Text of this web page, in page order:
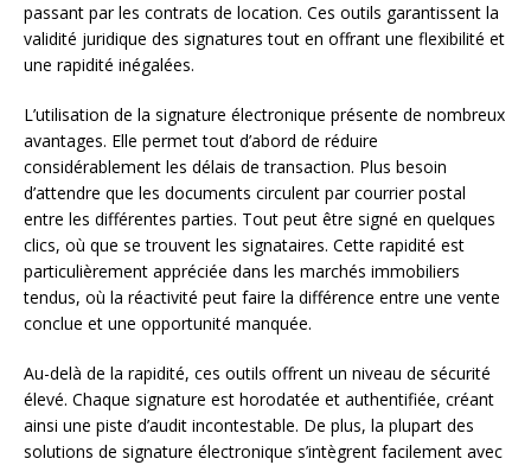
passant par les contrats de location. Ces outils garantissent la
validité juridique des signatures tout en offrant une flexibilité et
une rapidité inégalées.
L’utilisation de la signature électronique présente de nombreux
avantages. Elle permet tout d’abord de réduire
considérablement les délais de transaction. Plus besoin
d’attendre que les documents circulent par courrier postal
entre les différentes parties. Tout peut être signé en quelques
clics, où que se trouvent les signataires. Cette rapidité est
particulièrement appréciée dans les marchés immobiliers
tendus, où la réactivité peut faire la différence entre une vente
conclue et une opportunité manquée.
Au-delà de la rapidité, ces outils offrent un niveau de sécurité
élevé. Chaque signature est horodatée et authentifiée, créant
ainsi une piste d’audit incontestable. De plus, la plupart des
solutions de signature électronique s’intègrent facilement avec